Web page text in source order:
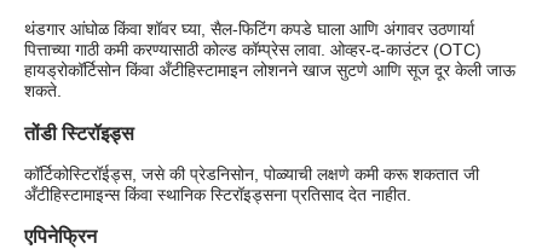
थंडगार आंघोळ किंवा शॉवर घ्या, सैल-फिटिंग कपडे घाला आणि अंगावर उठणार्या
पित्ताच्या गाठी कमी करण्यासाठी कोल्ड कॉम्प्रेस लावा. ओव्हर-द-काउंटर (OTC)
हायड्रोकॉर्टिसोन किंवा अँटीहिस्टामाइन लोशनने खाज सुटणे आणि सूज दूर केली जाऊ
शकते.
तोंडी स्टिरॉइड्स
कॉर्टिकोस्टिरॉईड्स, जसे की प्रेडनिसोन, पोळ्याची लक्षणे कमी करू शकतात जी
अँटीहिस्टामाइन्स किंवा स्थानिक स्टिरॉइड्सना प्रतिसाद देत नाहीत.
एपिनेफ्रिन